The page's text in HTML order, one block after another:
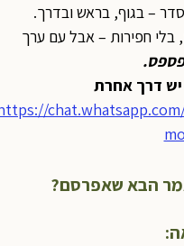
– בגוף, בראש ובדרך.
חפירות – אבל עם ערך
.
דרך אחרת
https://chat.whatsapp.com/
הבא שאפרסם?